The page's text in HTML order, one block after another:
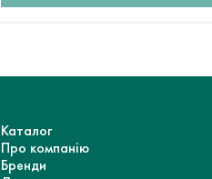
Каталог
Про компанію
Бренди